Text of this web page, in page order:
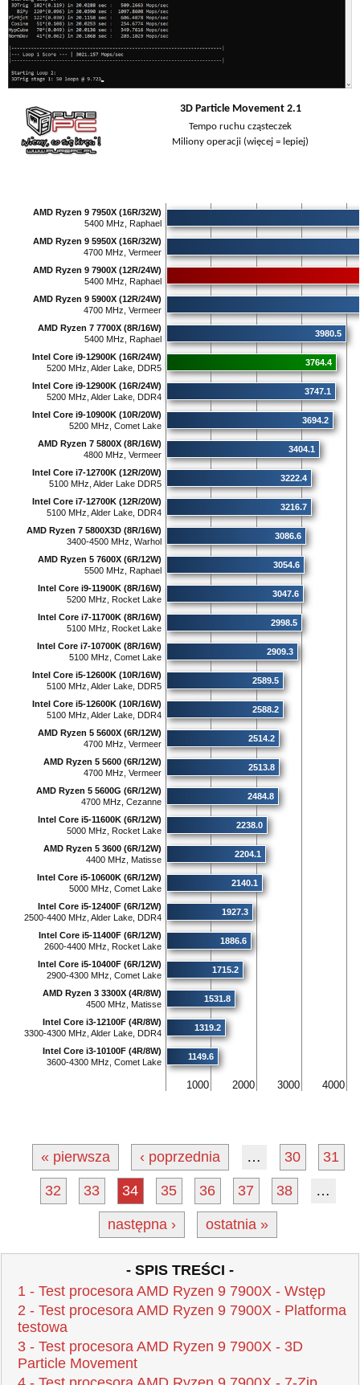
3D Particle Movement 2.1
Tempo ruchu cząsteczek
Miliony operacji (więcej = lepiej)
1000 2000 3000 4000
AMD Ryzen 9 7950X (16R/32W)
5400 MHz, Raphael
AMD Ryzen 9 5950X (16R/32W)
4700 MHz, Vermeer
AMD Ryzen 9 7900X (12R/24W)
5400 MHz, Raphael
AMD Ryzen 9 5900X (12R/24W)
4700 MHz, Vermeer
AMD Ryzen 7 7700X (8R/16W)
5400 MHz, Raphael
3980.5
Intel Core i9-12900K (16R/24W)
5200 MHz, Alder Lake, DDR5
3764.4
Intel Core i9-12900K (16R/24W)
5200 MHz, Alder Lake, DDR4
3747.1
Intel Core i9-10900K (10R/20W)
5200 MHz, Comet Lake
3694.2
AMD Ryzen 7 5800X (8R/16W)
4800 MHz, Vermeer
3404.1
Intel Core i7-12700K (12R/20W)
5100 MHz, Alder Lake DDR5
3222.4
Intel Core i7-12700K (12R/20W)
5100 MHz, Alder Lake, DDR4
3216.7
AMD Ryzen 7 5800X3D (8R/16W)
3400-4500 MHz, Warhol
3086.6
AMD Ryzen 5 7600X (6R/12W)
5500 MHz, Raphael
3054.6
Intel Core i9-11900K (8R/16W)
5200 MHz, Rocket Lake
3047.6
Intel Core i7-11700K (8R/16W)
5100 MHz, Rocket Lake
2998.5
Intel Core i7-10700K (8R/16W)
5100 MHz, Comet Lake
2909.3
Intel Core i5-12600K (10R/16W)
5100 MHz, Alder Lake, DDR5
2589.5
Intel Core i5-12600K (10R/16W)
5100 MHz, Alder Lake, DDR4
2588.2
AMD Ryzen 5 5600X (6R/12W)
4700 MHz, Vermeer
2514.2
AMD Ryzen 5 5600 (6R/12W)
4700 MHz, Vermeer
2513.8
AMD Ryzen 5 5600G (6R/12W)
4700 MHz, Cezanne
2484.8
Intel Core i5-11600K (6R/12W)
5000 MHz, Rocket Lake
2238.0
AMD Ryzen 5 3600 (6R/12W)
4400 MHz, Matisse
2204.1
Intel Core i5-10600K (6R/12W)
5000 MHz, Comet Lake
2140.1
Intel Core i5-12400F (6R/12W)
2500-4400 MHz, Alder Lake, DDR4
1927.3
Intel Core i5-11400F (6R/12W)
2600-4400 MHz, Rocket Lake
1886.6
Intel Core i5-10400F (6R/12W)
2900-4300 MHz, Comet Lake
1715.2
AMD Ryzen 3 3300X (4R/8W)
4500 MHz, Matisse
1531.8
Intel Core i3-12100F (4R/8W)
3300-4300 MHz, Alder Lake, DDR4
1319.2
Intel Core i3-10100F (4R/8W)
3600-4300 MHz, Comet Lake
1149.6
« pierwsza ‹ poprzednia … 30 31
32 33 34 35 36 37 38 …
następna › ostatnia »
- SPIS TREŚCI -
1 - Test procesora AMD Ryzen 9 7900X - Wstęp
2 - Test procesora AMD Ryzen 9 7900X - Platforma
testowa
3 - Test procesora AMD Ryzen 9 7900X - 3D
Particle Movement